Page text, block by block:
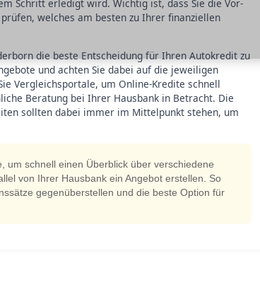
Schritt erledigt wird. Wichtig ist, dass Sie die Vor-
welches am besten zu Ihrer finanziellen
die beste Entscheidung für Ihren Autokredit zu
und achten Sie dabei auf die jeweiligen
Vergleichsportale, um Online-Kredite schnell
Beratung bei Ihrer Hausbank in Betracht. Die
sollten dabei immer im Mittelpunkt stehen, um
um schnell einen Überblick über verschiedene
von Ihrer Hausbank ein Angebot erstellen. So
gegenüberstellen und die beste Option für